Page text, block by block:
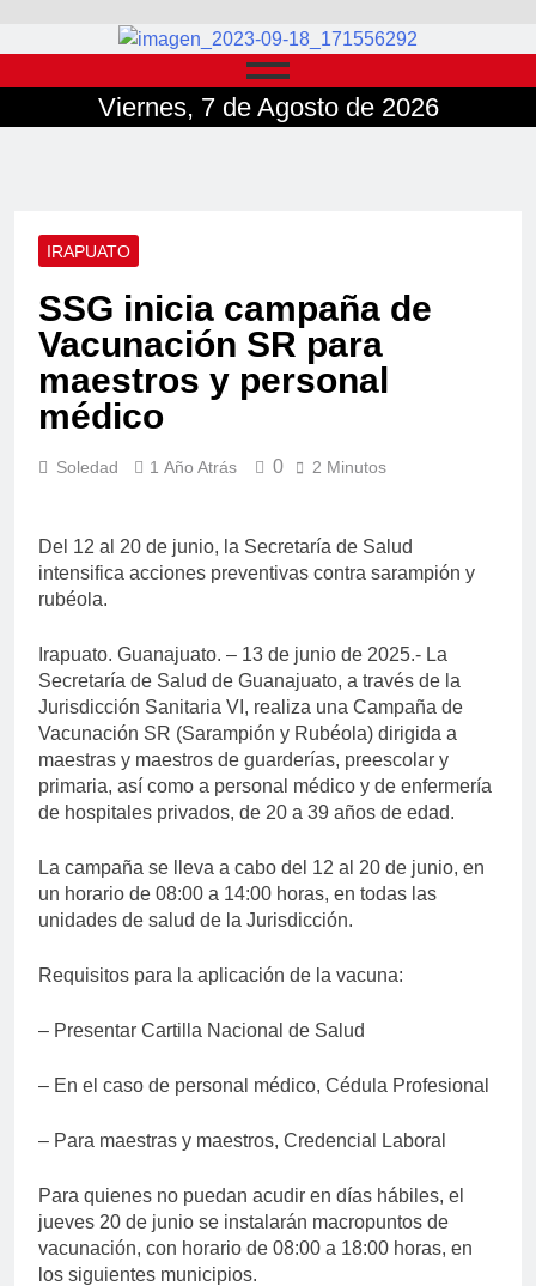
Viernes, 7 de Agosto de 2026
IRAPUATO
SSG inicia campaña de
Vacunación SR para
maestros y personal
médico
Soledad 1 Año Atrás 0 2 Minutos
Del 12 al 20 de junio, la Secretaría de Salud
intensifica acciones preventivas contra sarampión y
rubéola.
Irapuato. Guanajuato. – 13 de junio de 2025.- La
Secretaría de Salud de Guanajuato, a través de la
Jurisdicción Sanitaria VI, realiza una Campaña de
Vacunación SR (Sarampión y Rubéola) dirigida a
maestras y maestros de guarderías, preescolar y
primaria, así como a personal médico y de enfermería
de hospitales privados, de 20 a 39 años de edad.
La campaña se lleva a cabo del 12 al 20 de junio, en
un horario de 08:00 a 14:00 horas, en todas las
unidades de salud de la Jurisdicción.
Requisitos para la aplicación de la vacuna:
– Presentar Cartilla Nacional de Salud
– En el caso de personal médico, Cédula Profesional
– Para maestras y maestros, Credencial Laboral
Para quienes no puedan acudir en días hábiles, el
jueves 20 de junio se instalarán macropuntos de
vacunación, con horario de 08:00 a 18:00 horas, en
los siguientes municipios.